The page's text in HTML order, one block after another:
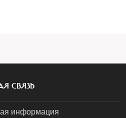
СВЯЗЬ
информация